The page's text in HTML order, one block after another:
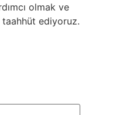
olmak ve
taahhüt ediyoruz.